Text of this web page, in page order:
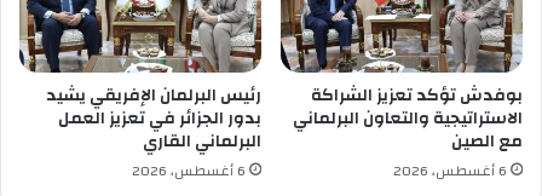
ت
و
ق
ا
ي
ة
م
بوفدش تؤكد تعزيز الشراكة
الاستراتيجية والتعاون البرلماني
مع الصين
6 أغسطس، 2026
رئيس البرلمان الإفريقي يشيد
بدور الجزائر في تعزيز العمل
البرلماني القاري
6 أغسطس، 2026